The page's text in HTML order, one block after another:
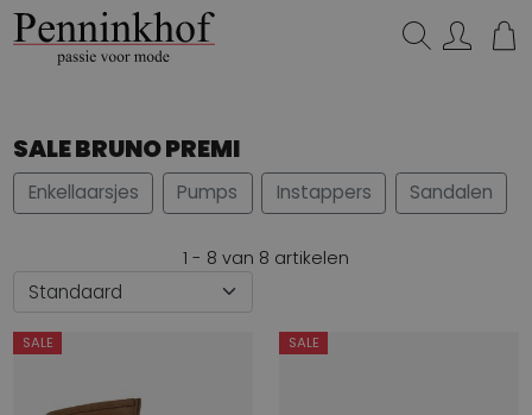
SALE BRUNO PREMI
Enkellaarsjes Pumps Instappers Sandalen
1 - 8 van 8 artikelen
SALE SALE